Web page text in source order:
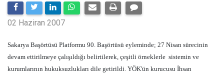
02 Haziran 2007
Sakarya Başörtüsü Platformu 90. Başörtüsü eyleminde; 27 Nisan sürecinin
devam ettirilmeye çalışıldığı belirtilerek, çeşitli örneklerle sistemin ve
kurumlarının hukuksuzlukları dile getirildi. YÖK'ün kurucusu İhsan